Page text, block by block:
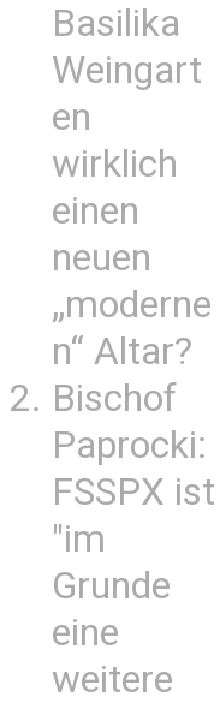
Basilika
Weingart
en
wirklich
einen
neuen
„moderne
n“ Altar?
Bischof
Paprocki:
FSSPX ist
"im
Grunde
eine
weitere